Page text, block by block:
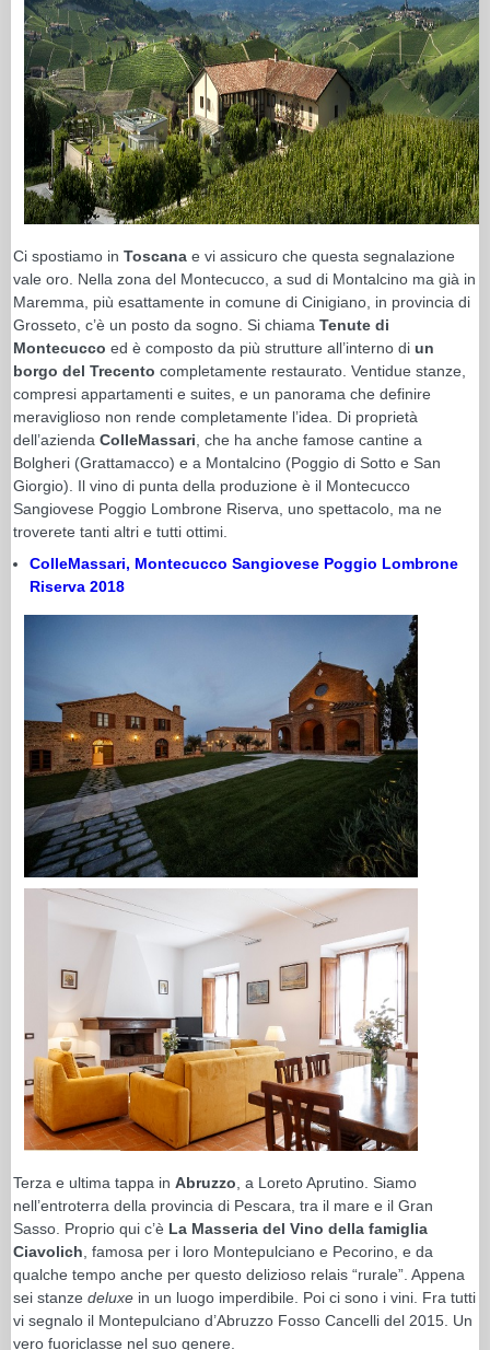
Ci spostiamo in Toscana e vi assicuro che questa segnalazione
vale oro. Nella zona del Montecucco, a sud di Montalcino ma già in
Maremma, più esattamente in comune di Cinigiano, in provincia di
Grosseto, c’è un posto da sogno. Si chiama Tenute di
Montecucco ed è composto da più strutture all’interno di un
borgo del Trecento completamente restaurato. Ventidue stanze,
compresi appartamenti e suites, e un panorama che definire
meraviglioso non rende completamente l’idea. Di proprietà
dell’azienda ColleMassari , che ha anche famose cantine a
Bolgheri (Grattamacco) e a Montalcino (Poggio di Sotto e San
Giorgio). Il vino di punta della produzione è il Montecucco
Sangiovese Poggio Lombrone Riserva, uno spettacolo, ma ne
troverete tanti altri e tutti ottimi.
ColleMassari, Montecucco Sangiovese Poggio Lombrone
Riserva 2018
Terza e ultima tappa in Abruzzo , a Loreto Aprutino. Siamo
nell’entroterra della provincia di Pescara, tra il mare e il Gran
Sasso. Proprio qui c’è La Masseria del Vino della famiglia
Ciavolich , famosa per i loro Montepulciano e Pecorino, e da
qualche tempo anche per questo delizioso relais “rurale”. Appena
sei stanze deluxe in un luogo imperdibile. Poi ci sono i vini. Fra tutti
vi segnalo il Montepulciano d’Abruzzo Fosso Cancelli del 2015. Un
vero fuoriclasse nel suo genere.